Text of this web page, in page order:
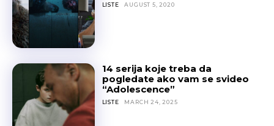
LISTE AUGUST 5, 2020
14 serija koje treba da
pogledate ako vam se svideo
“Adolescence”
LISTE MARCH 24, 2025